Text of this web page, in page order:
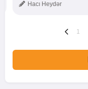
Hacı Heydər
1